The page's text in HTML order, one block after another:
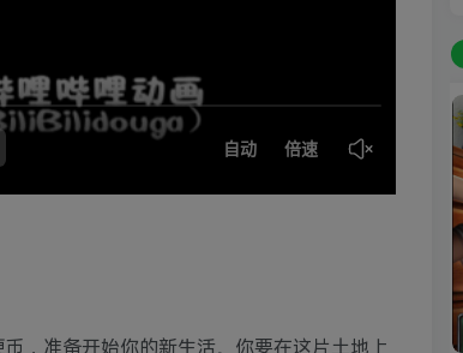
，准备开始你的新生活。你要在这片土地上